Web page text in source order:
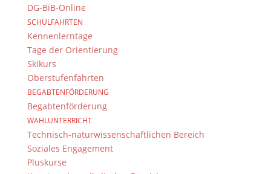
DG-BiB-Online
SCHULFAHRTEN
Kennenlerntage
Tage der Orientierung
Skikurs
Oberstufenfahrten
BEGABTENFÖRDERUNG
Begabtenförderung
WAHLUNTERRICHT
Technisch-naturwissenschaftlichen Bereich
Soziales Engagement
Pluskurse
erhielten die Chemiekurse der 13. Klasse bei ihrem Besuch an
der Universität. In einem Praktikum zu Elektrochemie und
Energietechnik vertieften die Schülerinnen und Schüler
wichtige abiturrelevante Inhalte durch...